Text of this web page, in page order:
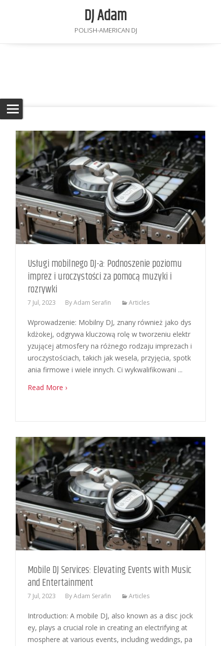
DJ Adam
POLISH-AMERICAN DJ
Usługi mobilnego DJ-a: Podnoszenie poziomu
imprez i uroczystości za pomocą muzyki i
rozrywki
7 Jul, 2023 ByAdam Serafin Articles
Wprowadzenie: Mobilny DJ, znany również jako dys
kdżokej, odgrywa kluczową rolę w tworzeniu elektr
yzującej atmosfery na różnego rodzaju imprezach i
uroczystościach, takich jak wesela, przyjęcia, spotk
ania firmowe i wiele innych. Ci wykwalifikowani ...
Read More ›
Mobile DJ Services: Elevating Events with Music
and Entertainment
7 Jul, 2023 ByAdam Serafin Articles
Introduction: A mobile DJ, also known as a disc jock
ey, plays a crucial role in creating an electrifying at
mosphere at various events, including weddings, pa